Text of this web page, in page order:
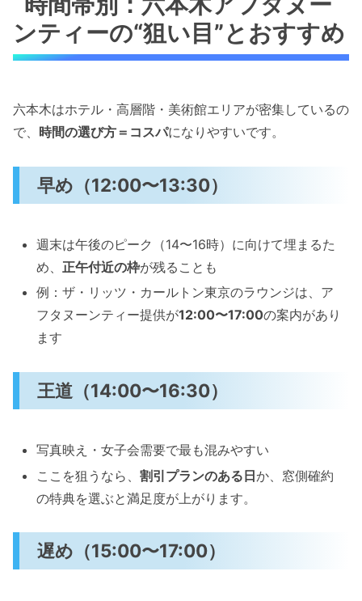
ンティーの“狙い目”とおすすめ
六本木はホテル・高層階・美術館エリアが密集しているの
で、 時間の選び方＝コスパになりやすいです。
早め（12:00〜13:30）
週末は午後のピーク（14〜16時）に向けて埋まるた
め、正午付近の枠が残ることも
例：ザ・リッツ・カールトン東京のラウンジは、ア
フタヌーンティー提供が12:00〜17:00の案内があり
ます
王道（14:00〜16:30）
写真映え・女子会需要で最も混みやすい
ここを狙うなら、割引プランのある日か、窓側確約
の特典を選ぶと満足度が上がります。
遅め（15:00〜17:00）